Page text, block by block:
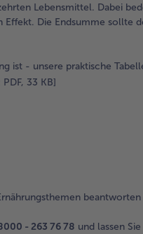
Lebensmittel. Dabei
Effekt. Die Endsumme
ist - unsere praktische
33 KB]
- 263 76 78 und lassen